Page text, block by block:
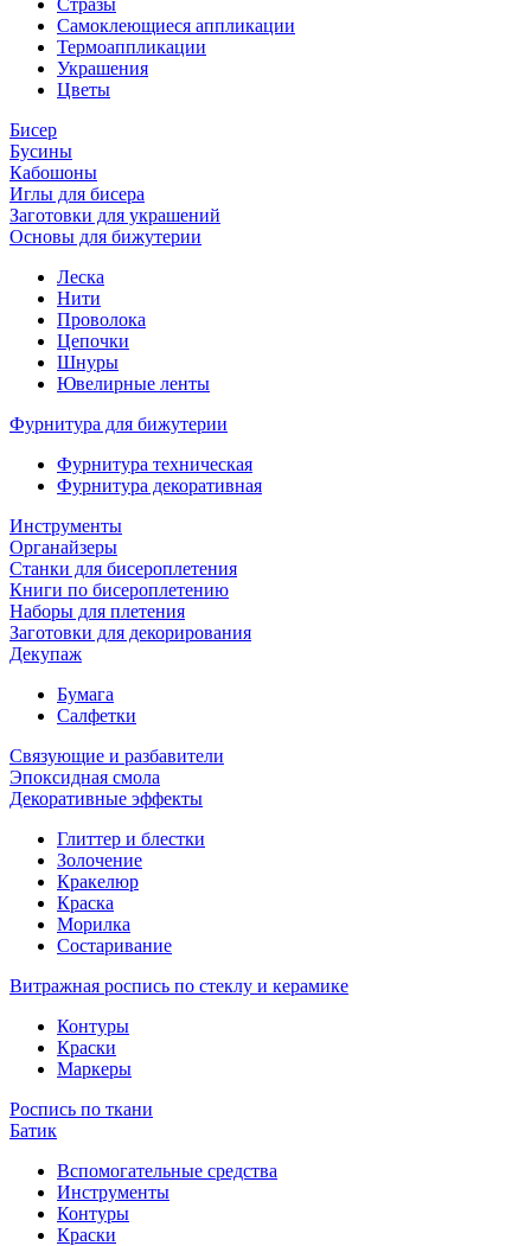
Стразы
Самоклеющиеся аппликации
Термоаппликации
Украшения
Цветы
Бисер
Бусины
Кабошоны
Иглы для бисера
Заготовки для украшений
Основы для бижутерии
Леска
Нити
Проволока
Цепочки
Шнуры
Ювелирные ленты
Фурнитура для бижутерии
Фурнитура техническая
Фурнитура декоративная
Инструменты
Органайзеры
Станки для бисероплетения
Книги по бисероплетению
Наборы для плетения
Заготовки для декорирования
Декупаж
Бумага
Салфетки
Связующие и разбавители
Эпоксидная смола
Декоративные эффекты
Глиттер и блестки
Золочение
Кракелюр
Краска
Морилка
Состаривание
Витражная роспись по стеклу и керамике
Контуры
Краски
Маркеры
Роспись по ткани
Батик
Вспомогательные средства
Инструменты
Контуры
Краски